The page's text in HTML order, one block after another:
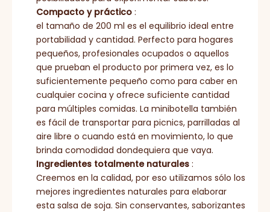
Compacto y práctico :
el tamaño de 200 ml es el equilibrio ideal entre
portabilidad y cantidad. Perfecto para hogares
pequeños, profesionales ocupados o aquellos
que prueban el producto por primera vez, es lo
suficientemente pequeño como para caber en
cualquier cocina y ofrece suficiente cantidad
para múltiples comidas. La minibotella también
es fácil de transportar para picnics, parrilladas al
aire libre o cuando está en movimiento, lo que
brinda comodidad dondequiera que vaya.
Ingredientes totalmente naturales :
Creemos en la calidad, por eso utilizamos sólo los
mejores ingredientes naturales para elaborar
esta salsa de soja. Sin conservantes, saborizantes